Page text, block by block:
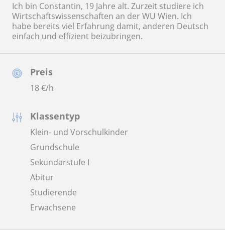
Preis
18€/h
Klassentyp
Klein- und Vorschulkinder
Grundschule
Sekundarstufe I
Abitur
Studierende
Erwachsene
Ich bin Constantin, 19 Jahre alt. Zurzeit studiere ich
Wirtschaftswissenschaften an der WU Wien. Ich
habe bereits viel Erfahrung damit, anderen Deutsch
einfach und effizient beizubringen.